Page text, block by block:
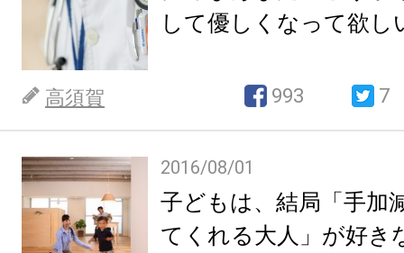
して優しくなって欲し
高須賀 993 7
2016/08/01
子どもは、結局「手加
てくれる大人」が好き